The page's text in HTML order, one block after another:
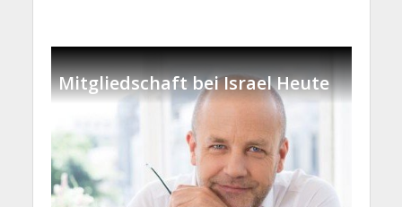
Mitgliedschaft bei Israel Heute